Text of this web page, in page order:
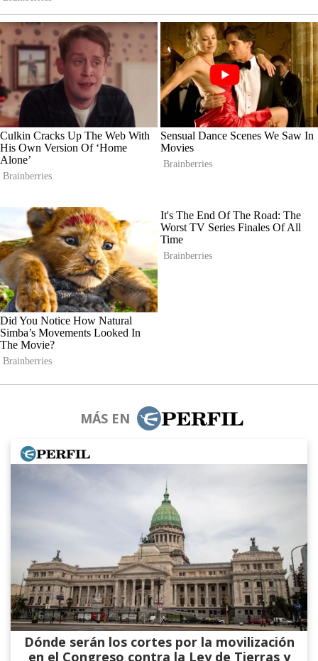
MÁS EN
Dónde serán los cortes por la movilización
en el Congreso contra la Ley de Tierras y